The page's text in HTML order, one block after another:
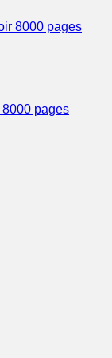
pages